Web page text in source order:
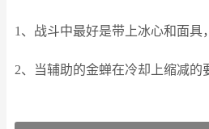
1、战斗中最好是带上冰心和面具
2、当辅助的金蝉在冷却上缩减的